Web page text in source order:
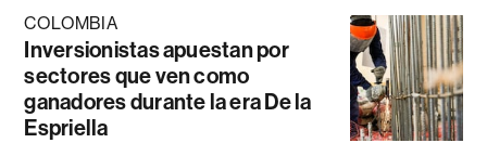
COLOMBIA
Inversionistas apuestan por
sectores que ven como
ganadores durante la era De la
Espriella